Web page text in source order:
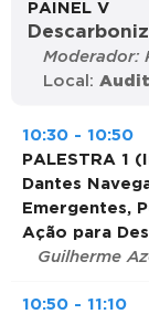
PAINEL V
Moderador:
Local:
10:30 - 10:50
PALESTRA 1
Dantes
Emergentes,
Ação para
Guilherme
10:50 - 11:10